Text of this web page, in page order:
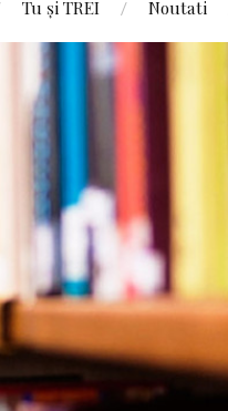
Tu și TREI Noutati